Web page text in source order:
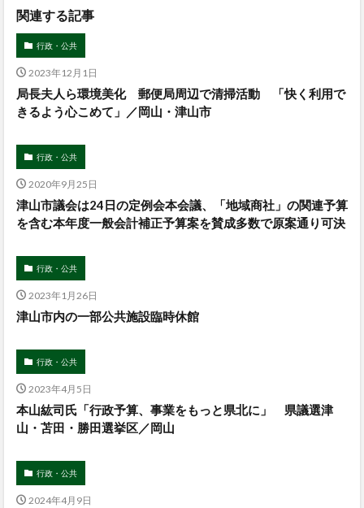
関連する記事
行政・公共
2023年12月1日
局長夫人ら環境美化 郵便局周辺で清掃活動 「快く利用で
きるよう心こめて」／岡山・津山市
行政・公共
2020年9月25日
津山市議会は24日の定例会本会議、「地域商社」の関連予算
を含む本年度一般会計補正予算案を賛成多数で原案通り可決
行政・公共
2023年1月26日
津山市内の一部公共施設臨時休館
行政・公共
2023年4月5日
本山紘司氏「行政予算、事業をもっと県北に」 県議選津
山・苫田・勝田選挙区／岡山
行政・公共
2024年4月9日